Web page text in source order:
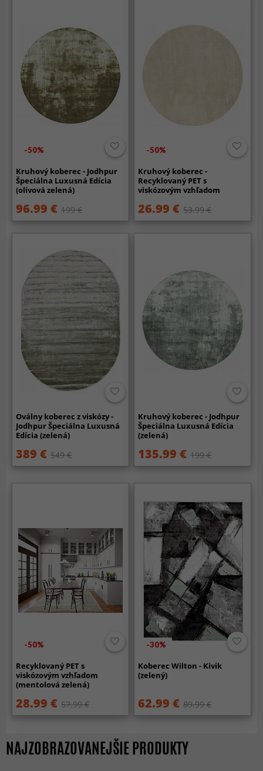
-50%
Kruhový koberec - Jodhpur
Špeciálna Luxusná Edícia
(olivová zelená)
96.99 € 199 €
-50%
Kruhový koberec -
Recyklovaný PET s
viskózovým vzhľadom
26.99 € 53.99 €
Oválny koberec z viskózy -
Jodhpur Špeciálna Luxusná
Edícia (zelená)
389 € 549 €
Kruhový koberec - Jodhpur
Špeciálna Luxusná Edícia
(zelená)
135.99 € 199 €
-50%
Recyklovaný PET s
viskózovým vzhľadom
(mentolová zelená)
28.99 € 57.99 €
-30%
Koberec Wilton - Kivik
(zelený)
62.99 € 89.99 €
NAJZOBRAZOVANEJŠIE PRODUKTY